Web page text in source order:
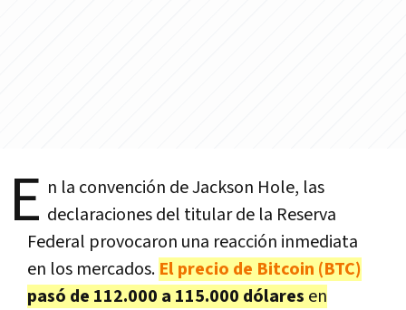
E n la convención de Jackson Hole, las
declaraciones del titular de la Reserva
Federal provocaron una reacción inmediata
en los mercados. El precio de Bitcoin (BTC)
pasó de 112.000 a 115.000 dólares en